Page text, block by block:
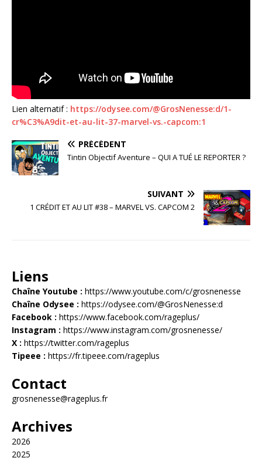
Lien alternatif : https://odysee.com/@GrosNenesse:d/1-
cr%C3%A9dit-et-au-lit-37-marvel-vs.-capcom:1
PRÉCÉDENT
Tintin Objectif Aventure – QUI A TUÉ LE REPORTER ?
SUIVANT
1 CRÉDIT ET AU LIT #38 – MARVEL VS. CAPCOM 2
Liens
Chaîne Youtube : https://www.youtube.com/c/grosnenesse
Chaîne Odysee : https://odysee.com/@GrosNenesse:d
Facebook : https://www.facebook.com/rageplus/
Instagram : https://www.instagram.com/grosnenesse/
X : https://twitter.com/rageplus
Tipeee : https://fr.tipeee.com/rageplus
Contact
grosnenesse@rageplus.fr
Archives
2026
2025